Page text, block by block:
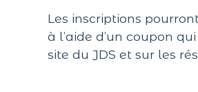
Les inscriptions
à l’aide d’un coupon
site du JDS et sur les